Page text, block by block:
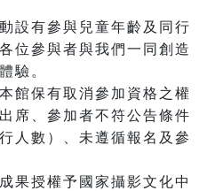
設有參與兒童年齡及同行
位參與者與我們一同創造
驗。
館保有取消參加資格之權
席、參加者不符公告條件
人數）、未遵循報名及參
果授權予國家攝影文化中